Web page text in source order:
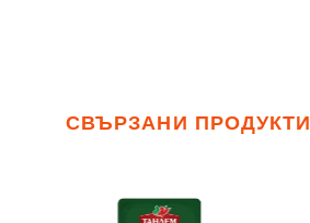
СВЪРЗАНИ ПРОДУКТИ